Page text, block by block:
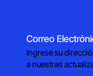
Correo
Ingrese su
a nuestras